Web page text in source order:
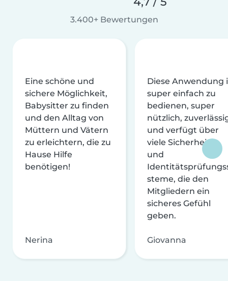
3.400+ Bewertungen
Eine schöne und
sichere Möglichkeit,
Babysitter zu finden
und den Alltag von
Müttern und Vätern
zu erleichtern, die zu
Hause Hilfe
benötigen!
Nerina
Diese Anwendung
super einfach zu
bedienen, super
nützlich,
und verfügt über
viele Sicherheits-
und
steme, die den
Mitgliedern ein
sicheres Gefühl
geben.
Giovanna